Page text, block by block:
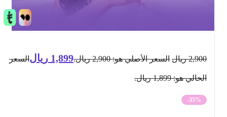
2,900 ريال السعر الأصلي هو: 2,900 ريال. 1,899 ريال السعر
الحالي هو: 1,899 ريال.
-35%